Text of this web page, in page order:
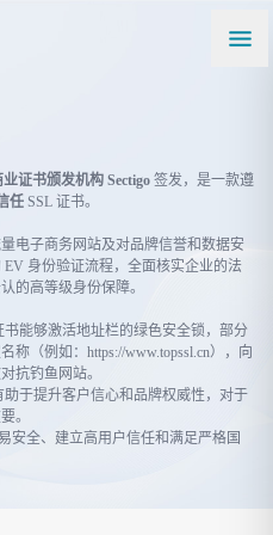
证书颁发机构 Sectigo 签发，是一款遵
任 SSL 证书。
电子商务网站及对品牌信誉和数据安
身份验证流程，全面核实企业的法
的高等级身份保障。
能够激活地址栏的绿色安全锁，部分
称（例如：https://www.topssl.cn），向
抗钓鱼网站。
于提升客户信心和品牌权威性，对于
。
安全、建立高用户信任和满足严格国